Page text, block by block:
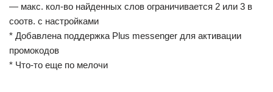
— макс. кол-во найденных слов ограничивается 2 или 3 в
соотв. с настройками
* Добавлена поддержка Plus messenger для активации
промокодов
* Что-то еще по мелочи